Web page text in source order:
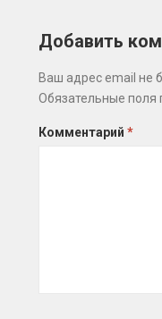
Добавить
Ваш адрес email не
Обязательные
Комментарий*